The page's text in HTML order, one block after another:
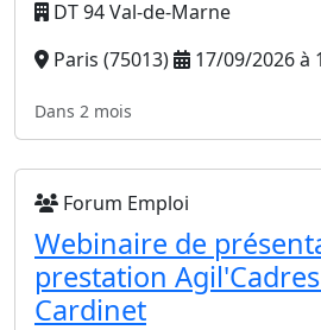
DT 94 Val-de-Marne
Paris (75013)
17/09/2026 à
Dans 2 mois
Forum Emploi
Webinaire de
prestation
Cardinet